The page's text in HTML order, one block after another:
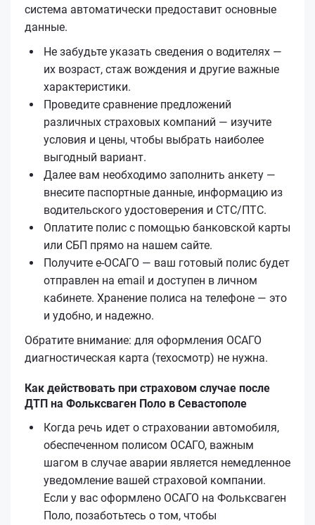
система автоматически предоставит основные
данные.
Не забудьте указать сведения о водителях —
их возраст, стаж вождения и другие важные
характеристики.
Проведите сравнение предложений
различных страховых компаний — изучите
условия и цены, чтобы выбрать наиболее
выгодный вариант.
Далее вам необходимо заполнить анкету —
внесите паспортные данные, информацию из
водительского удостоверения и СТС/ПТС.
Оплатите полис с помощью банковской карты
или СБП прямо на нашем сайте.
Получите е‑ОСАГО — ваш готовый полис будет
отправлен на email и доступен в личном
кабинете. Хранение полиса на телефоне — это
и удобно, и надежно.
Обратите внимание: для оформления ОСАГО
диагностическая карта (техосмотр) не нужна.
Как действовать при страховом случае после
ДТП на Фольксваген Поло в Севастополе
Когда речь идет о страховании автомобиля,
обеспеченном полисом ОСАГО, важным
шагом в случае аварии является немедленное
уведомление вашей страховой компании.
Если у вас оформлено ОСАГО на Фольксваген
Поло, позаботьтесь о том, чтобы